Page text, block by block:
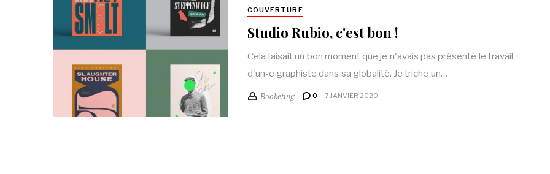
COUVERTURE
Studio Rubio, c'est bon !
Cela faisait un bon moment que je n'avais pas présenté le travail
d'un-e graphiste dans sa globalité. Je triche un…
Booketing 0 7 JANVIER 2020